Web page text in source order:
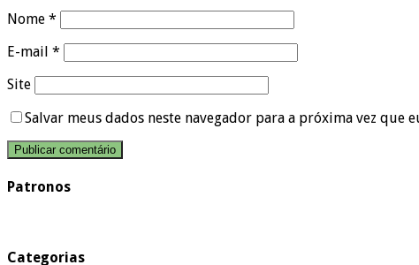
Nome *
E-mail *
Site
Salvar meus dados neste navegador para a próxima vez que
Patronos
Categorias